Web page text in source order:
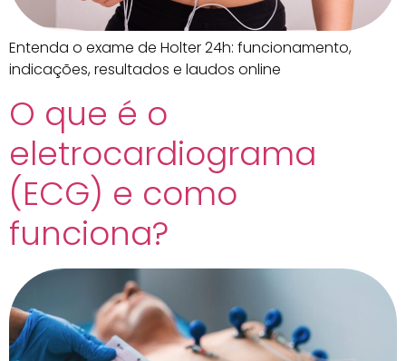
Entenda o exame de Holter 24h: funcionamento,
indicações, resultados e laudos online
O que é o
eletrocardiograma
(ECG) e como
funciona?